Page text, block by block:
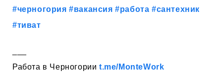
#черногория #вакансия #работа #сантехник
#тиват
Работа в Черногории t.me/MonteWork